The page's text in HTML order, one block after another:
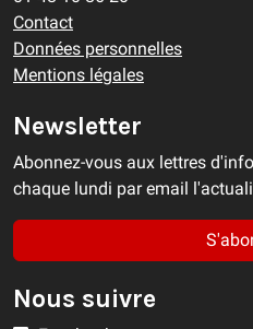
Contact
Données personnelles
Mentions légales
Newsletter
Abonnez-vous aux lettres
chaque lundi par email
Nous suivre